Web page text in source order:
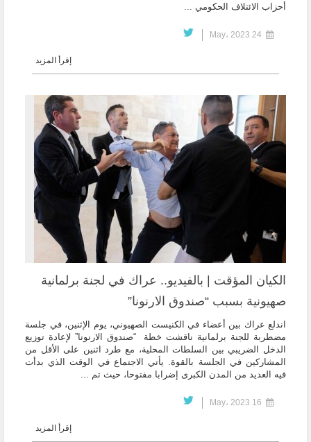
أحزاب الائتلاف الحكومي ...
إقرأ المزيد
الكيان المؤقت | بالفيديو.. عراك في لجنة برلمانية
صهيونية بسبب “صندوق الارنونا”
اندلع عراك بين أعضاء في الكنيست الصهيوني، يوم الإثنين، في جلسة
مضطربة للجنة برلمانية ناقشت خطة “صندوق الارنونا” لإعادة توزيع
الدخل الضريبي بين السلطات المحلية، مع طرد اثنين على الأقل من
المشاركين في الجلسة بالقوة. يأتي الاجتماع في الوقت الذي بدأت
فيه العديد من المدن الكبرى إضرابا مفتوحا، حيث تم ...
إقرأ المزيد